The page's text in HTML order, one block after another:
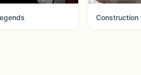
、神谷浩史、泽城美雪、朴璐美、
，几乎覆盖了日本近年来最受欢迎
Construction